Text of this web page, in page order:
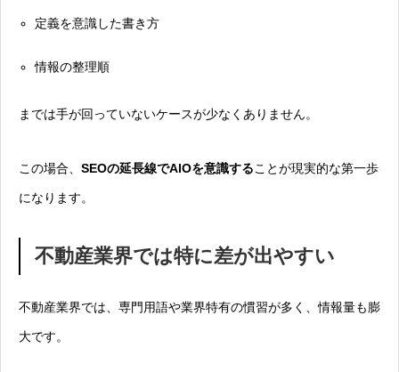
定義を意識した書き方
情報の整理順
までは手が回っていないケースが少なくありません。
この場合、 SEOの延長線でAIOを意識することが現実的な第一歩
になります。
不動産業界では特に差が出やすい
不動産業界では、専門用語や業界特有の慣習が多く、情報量も膨
大です。